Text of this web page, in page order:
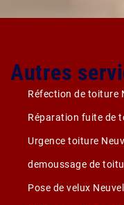
Autres
Réfection de toiture
Réparation fuite de
Urgence toiture
demoussage de
Pose de velux